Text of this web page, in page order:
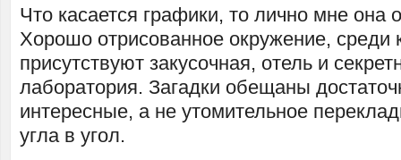
Что касается графики, то лично мне она
Хорошо отрисованное окружение, среди
присутствуют закусочная, отель и
лаборатория. Загадки обещаны
интересные, а не утомительное
угла в угол.